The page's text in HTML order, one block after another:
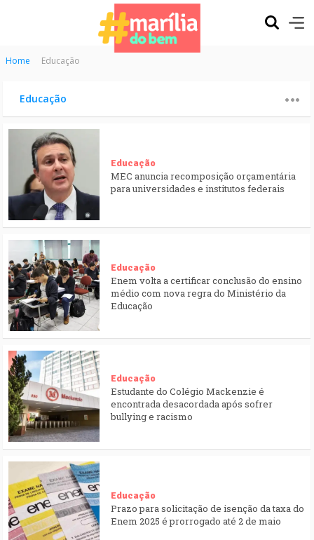
Home Educação
Educação
Educação
MEC anuncia recomposição orçamentária
para universidades e institutos federais
Educação
Enem volta a certificar conclusão do ensino
médio com nova regra do Ministério da
Educação
Educação
Estudante do Colégio Mackenzie é
encontrada desacordada após sofrer
bullying e racismo
Educação
Prazo para solicitação de isenção da taxa do
Enem 2025 é prorrogado até 2 de maio